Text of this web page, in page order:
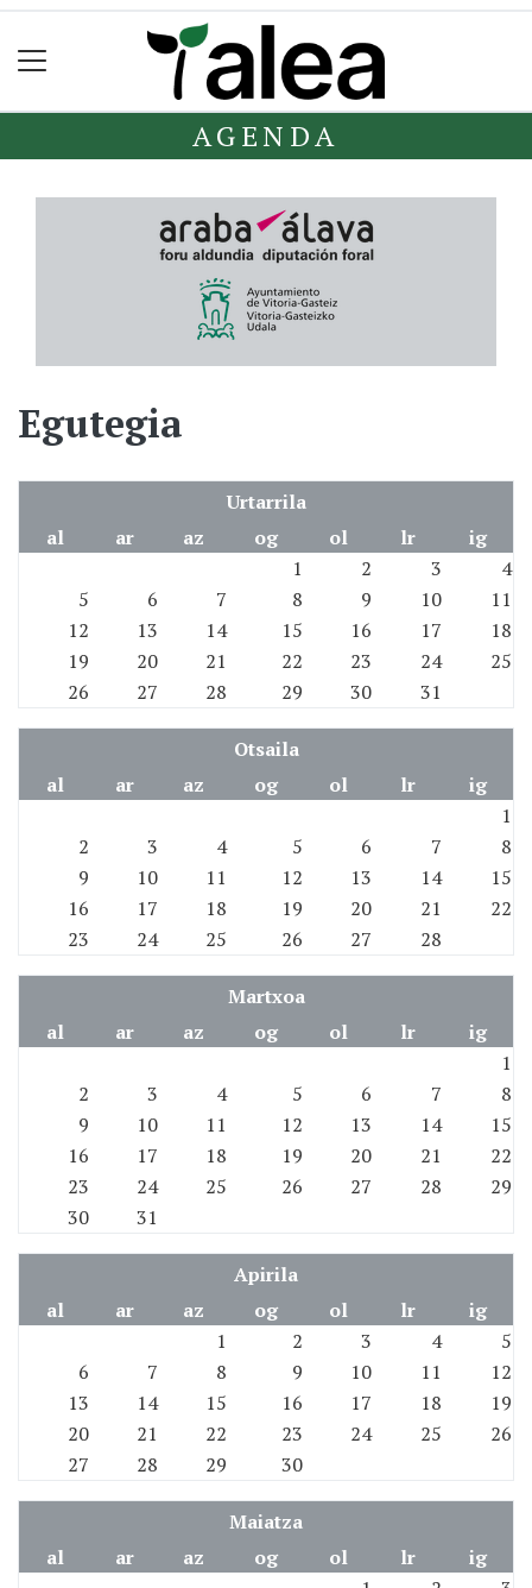
AGENDA
Egutegia
Urtarrila
al
ar az og ol lr
ig
1
2 3
4
5
6 7 8 9 10
11
12
13 14 15 16 17
18
19
20 21 22 23 24
25
26
27 28 29 30 31
Otsaila
al
ar az og ol lr
ig
1
2
3 4 5 6 7
8
9
10 11 12 13 14
15
16
17 18 19 20 21
22
23
24 25 26 27 28
Martxoa
al
ar az og ol lr
ig
1
2
3 4 5 6 7
8
9
10 11 12 13 14
15
16
17 18 19 20 21
22
23
24 25 26 27 28
29
30
31
Apirila
al
ar az og ol lr
ig
1
2 3 4
5
6
7 8 9 10 11
12
13
14 15 16 17 18
19
20
21 22 23 24 25
26
27
28 29 30
Maiatza
al
ar az og ol lr
ig